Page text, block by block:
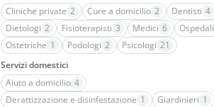
Cliniche private 2 Cure a domicilio 2 Dentisti 4
Dietologi 2 Fisioterapisti 3 Medici 6 Ospedali
Ostetriche 1 Podologi 2 Psicologi 21
Servizi domestici
Aiuto a domicilio 4
Derattizzazione e disinfestazione 1 Giardinieri 1